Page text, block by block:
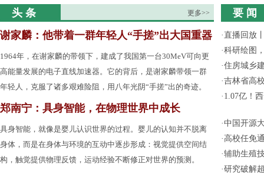
头 条 更多>>
谢家麟：他带着一群年轻人“手搓”出大国重器
1964年，在谢家麟的带领下，建成了我国第一台30MeV可向更
高能量发展的电子直线加速器。它的背后，是谢家麟带领一群
年轻人，克服了诸多艰难险阻，用八年光阴“手搓”出的奇迹。
郑南宁：具身智能，在物理世界中成长
具身智能，就像是婴儿认识世界的过程。婴儿的认知并不脱离
身体，而是在身体与环境的互动中逐步形成：视觉提供空间结
构，触觉提供物理反馈，运动经验不断修正对世界的预测。
要 闻
·直播回放
·科研绘图
·住房城乡
·吉林省高
· 1.07亿！
·中国开源
· 高校任免
·辅助生殖
·研究破解